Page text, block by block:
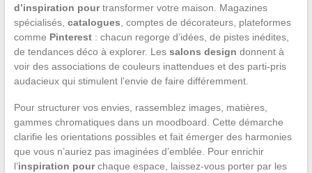
d’inspiration pourtransformer votre maison. Magazines
spécialisés, catalogues , comptes de décorateurs, plateformes
comme Pinterest: chacun regorge d’idées, de pistes inédites,
de tendances déco à explorer. Les salons design donnent à
voir des associations de couleurs inattendues et des parti-pris
audacieux qui stimulent l’envie de faire différemment.
Pour structurer vos envies, rassemblez images, matières,
gammes chromatiques dans un moodboard. Cette démarche
clarifie les orientations possibles et fait émerger des harmonies
que vous n’auriez pas imaginées d’emblée. Pour enrichir
l’inspiration pourchaque espace, laissez-vous porter par les